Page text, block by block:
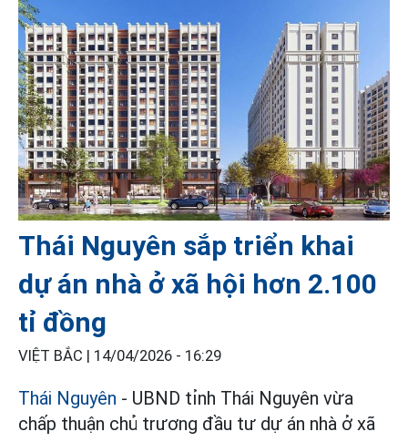
Thái Nguyên sắp triển khai
dự án nhà ở xã hội hơn 2.100
tỉ đồng
VIỆT BẮC | 14/04/2026 - 16:29
Thái Nguyên - UBND tỉnh Thái Nguyên vừa
chấp thuận chủ trương đầu tư dự án nhà ở xã